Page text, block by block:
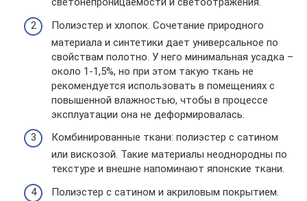
Полиэстер и хлопок. Сочетание природного
материала и синтетики дает универсальное по
свойствам полотно. У него минимальная усадка –
около 1-1,5%, но при этом такую ткань не
рекомендуется использовать в помещениях с
повышенной влажностью, чтобы в процессе
эксплуатации она не деформировалась.
Комбинированные ткани: полиэстер с сатином
или вискозой. Такие материалы неоднородны по
текстуре и внешне напоминают японские ткани.
Полиэстер с сатином и акриловым покрытием.